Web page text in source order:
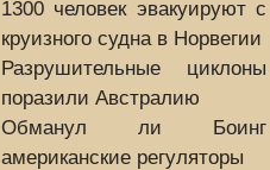
1300 человек эвакуируют с
круизного судна в Норвегии
Разрушительные циклоны
поразили Австралию
Обманул ли Боинг
американские регуляторы